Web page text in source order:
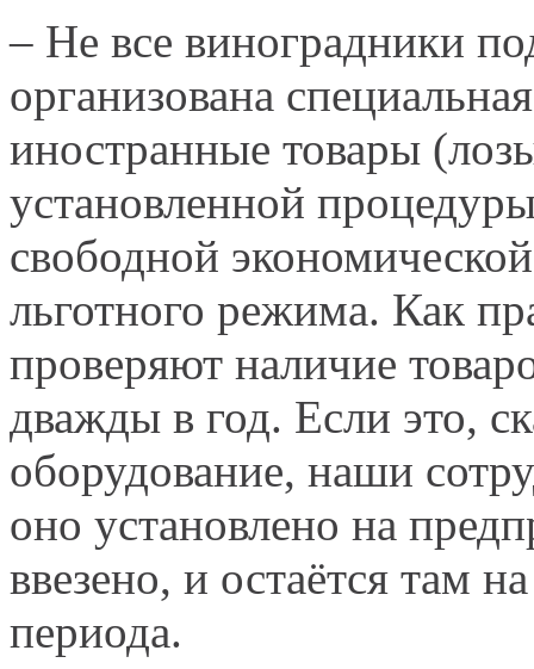
– Не все виноградники
организована
иностранные товары
установленной
свободной
льготного режима. Как
проверяют наличие
дважды в год. Если это,
оборудование, наши
оно установлено на
ввезено, и остаётся там
периода.